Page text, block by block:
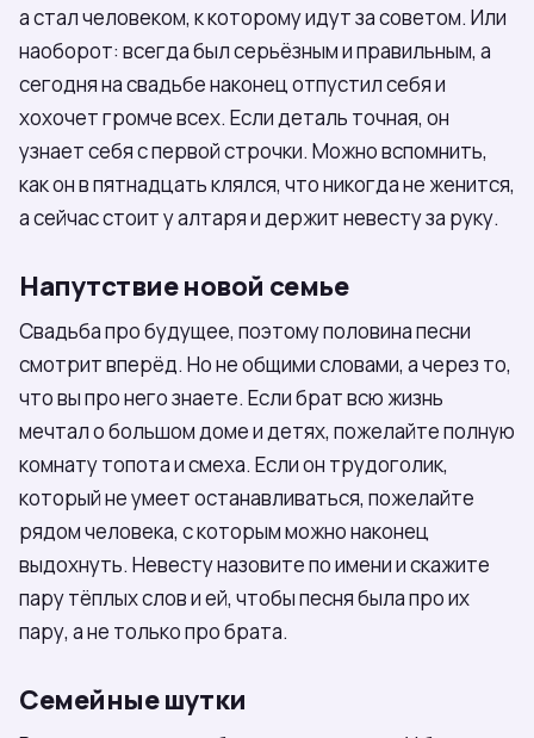
а стал человеком, к которому идут за советом. Или
наоборот: всегда был серьёзным и правильным, а
сегодня на свадьбе наконец отпустил себя и
хохочет громче всех. Если деталь точная, он
узнает себя с первой строчки. Можно вспомнить,
как он в пятнадцать клялся, что никогда не женится,
а сейчас стоит у алтаря и держит невесту за руку.
Напутствие новой семье
Свадьба про будущее, поэтому половина песни
смотрит вперёд. Но не общими словами, а через то,
что вы про него знаете. Если брат всю жизнь
мечтал о большом доме и детях, пожелайте полную
комнату топота и смеха. Если он трудоголик,
который не умеет останавливаться, пожелайте
рядом человека, с которым можно наконец
выдохнуть. Невесту назовите по имени и скажите
пару тёплых слов и ей, чтобы песня была про их
пару, а не только про брата.
Семейные шутки